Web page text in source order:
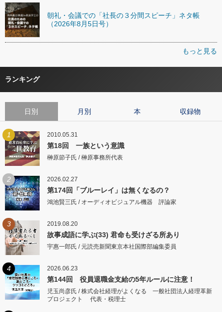
朝礼・会議での「社長の３分間スピーチ」ネタ帳
（2026年8月5日号）
もっと見る
ランキング
日別 月別 本 収録物
1 2010.05.31
第18回 一族という意識
榊原節子氏 / 榊原事務所代表
2 2026.02.27
第174回「ブルーレイ」は無くなるの？
鴻池賢三氏 / オーディオビジュアル機器 評論家
3 2019.08.20
故事成語に学ぶ(33) 君命も受けざる所あり
宇惠一郎氏 / 元読売新聞東京本社国際部編集委員
4 2026.06.23
第144回 役員退職金支給の5年ルールに注意！
児玉尚彦氏 / 株式会社経理がよくなる 一般社団法人経理革新
プロジェクト 代表・税理士